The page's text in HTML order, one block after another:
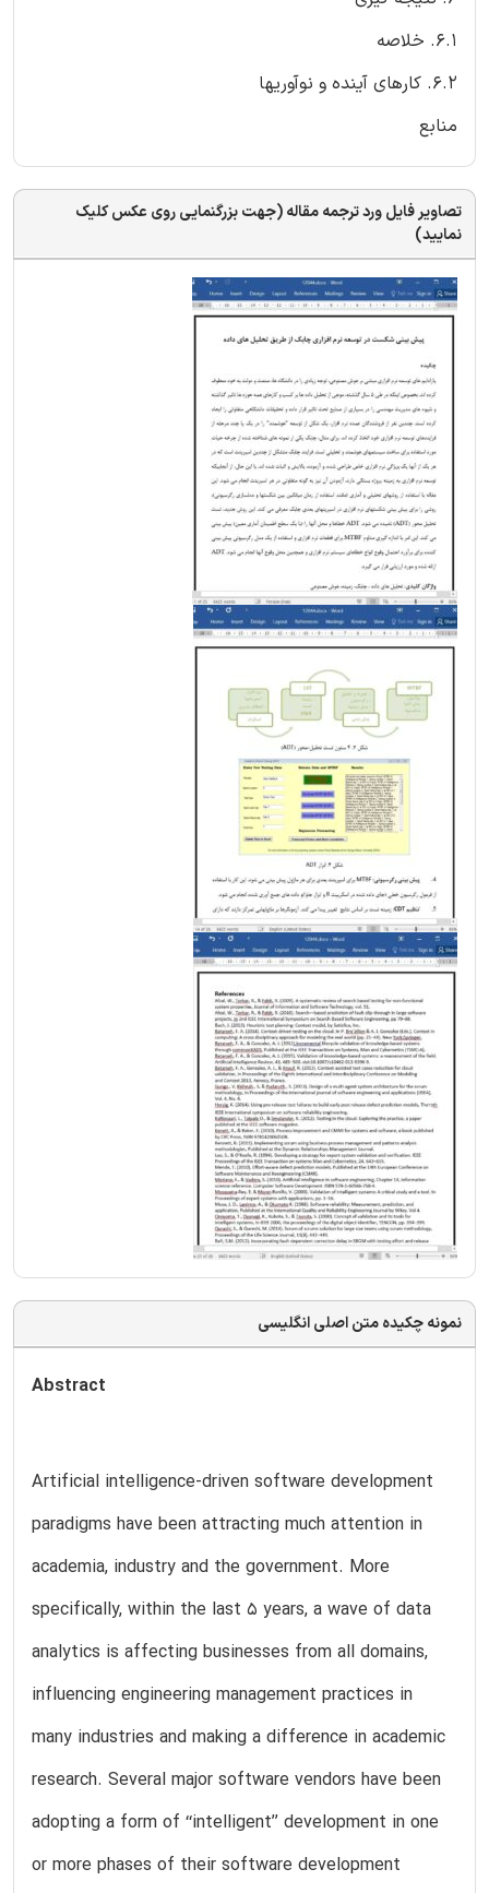
6.1. خلاصه
6.2. کارهای آینده و نوآوریها
منابع
تصاویر فایل ورد ترجمه مقاله (جهت بزرگنمایی روی عکس کلیک
نمایید)
نمونه چکیده متن اصلی انگلیسی
Abstract
Artificial intelligence-driven software development
paradigms have been attracting much attention in
academia, industry and the government. More
specifically, within the last 5 years, a wave of data
analytics is affecting businesses from all domains,
influencing engineering management practices in
many industries and making a difference in academic
research. Several major software vendors have been
adopting a form of ‘‘intelligent’’ development in one
or more phases of their software development